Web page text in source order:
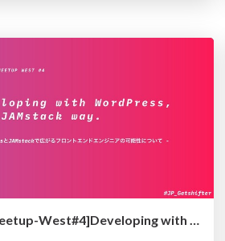
[ShifterMeetup-West#4]Developing with WordPress The JAMstack way